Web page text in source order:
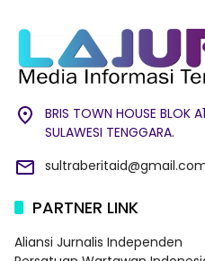
BRIS TOWN HOUSE BLOK
SULAWESI TENGGARA.
PARTNER LINK
Aliansi Jurnalis Independen